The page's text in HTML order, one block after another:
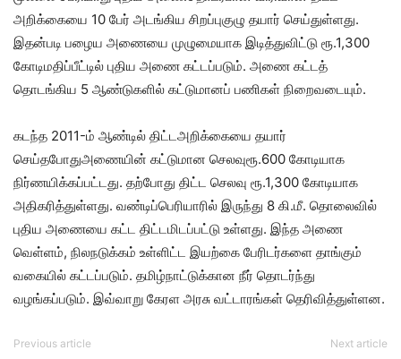
அறிக்கையை 10 பேர் அடங்கிய சிறப்புகுழு தயார் செய்துள்ளது.
இதன்படி பழைய அணையை முழுமையாக இடித்துவிட்டு ரூ.1,300
கோடிமதிப்பீட்டில் புதிய அணை கட்டப்படும். அணை கட்டத்
தொடங்கிய 5 ஆண்டுகளில் கட்டுமானப் பணிகள் நிறைவடையும்.
கடந்த 2011-ம் ஆண்டில் திட்டஅறிக்கையை தயார்
செய்தபோதுஅணையின் கட்டுமான செலவுரூ.600 கோடியாக
நிர்ணயிக்கப்பட்டது. தற்போது திட்ட செலவு ரூ.1,300 கோடியாக
அதிகரித்துள்ளது. வண்டிப்பெரியாரில் இருந்து 8 கி.மீ. தொலைவில்
புதிய அணையை கட்ட திட்டமிடப்பட்டு உள்ளது. இந்த அணை
வெள்ளம், நிலநடுக்கம் உள்ளிட்ட இயற்கை பேரிடர்களை தாங்கும்
வகையில் கட்டப்படும். தமிழ்நாட்டுக்கான நீர் தொடர்ந்து
வழங்கப்படும். இவ்வாறு கேரள அரசு வட்டாரங்கள் தெரிவித்துள்ளன.
Previous article Next article